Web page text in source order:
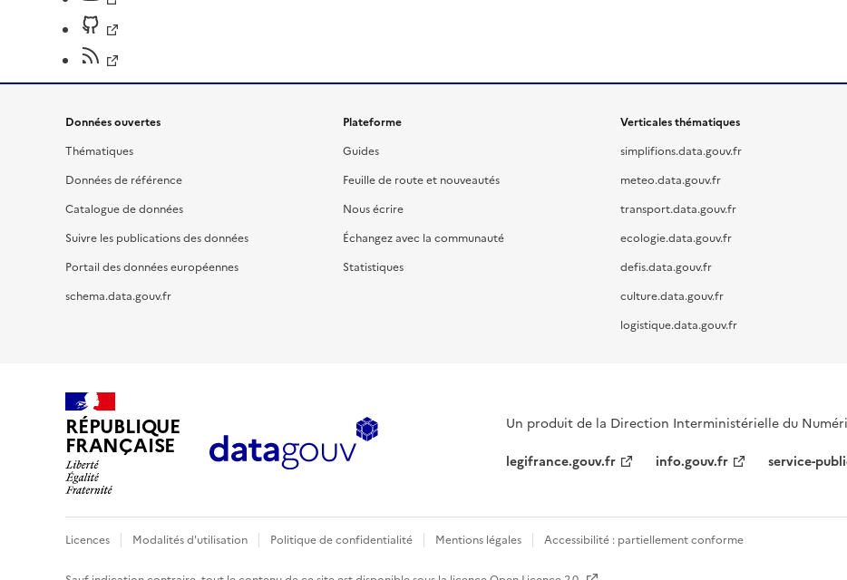
Données ouvertes
Thématiques
Données de référence
Catalogue de données
Suivre les publications des données
Portail des données européennes
schema.data.gouv.fr
Plateforme
Guides
Feuille de route et nouveautés
Nous écrire
Échangez avec la communauté
Statistiques
Verticales thématiques
simplifions.data.gouv.fr
meteo.data.gouv.fr
transport.data.gouv.fr
ecologie.data.gouv.fr
defis.data.gouv.fr
culture.data.gouv.fr
logistique.data.gouv.fr
RÉPUBLIQUE
FRANÇAISE
Un produit de la Direction Interministérielle du
legifrance.gouv.fr
info.gouv.fr service-
Licences Modalités d'utilisation Politique de confidentialité Mentions légales Accessibilité : partiellement conforme